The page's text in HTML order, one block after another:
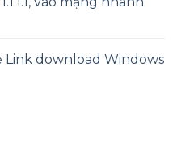
Link download Windows